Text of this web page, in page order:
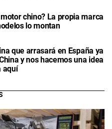
chino? La propia marca
lo montan
que arrasará en España ya
y nos hacemos una idea
aquí